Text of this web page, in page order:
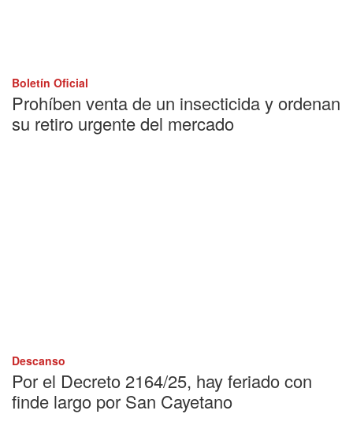
Boletín Oficial
Prohíben venta de un insecticida y ordenan
su retiro urgente del mercado
Descanso
Por el Decreto 2164/25, hay feriado con
finde largo por San Cayetano